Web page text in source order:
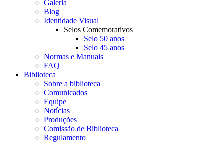
Galeria
Blog
Identidade Visual
Selos Comemorativos
Selo 50 anos
Selo 45 anos
Normas e Manuais
FAQ
Biblioteca
Sobre a biblioteca
Comunicados
Equipe
Notícias
Produções
Comissão de Biblioteca
Regulamento